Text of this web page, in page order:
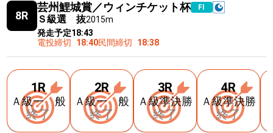
8R
芸州鯉城賞／ウィンチケット杯 FⅠ
Ｓ級選 抜2015m
発走予定18:43
電投締切
18:40民間締切 18:38
1R
Ａ級一 般
終了
2R
Ａ級一 般
終了
3R
Ａ級準決勝
終了
4R
Ａ級準決勝
終了